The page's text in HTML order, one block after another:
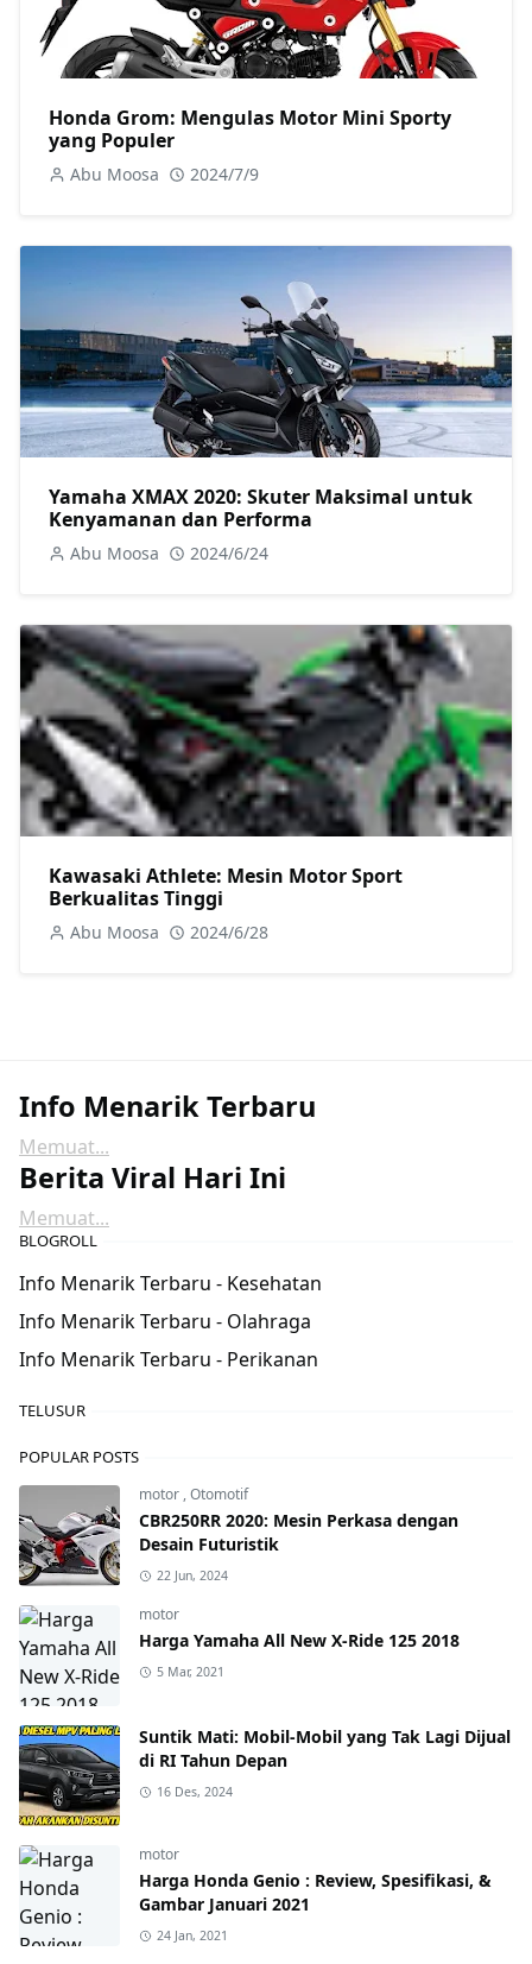
Honda Grom: Mengulas Motor Mini Sporty
yang Populer
Abu Moosa 2024/7/9
Yamaha XMAX 2020: Skuter Maksimal untuk
Kenyamanan dan Performa
Abu Moosa 2024/6/24
Kawasaki Athlete: Mesin Motor Sport
Berkualitas Tinggi
Abu Moosa 2024/6/28
Info Menarik Terbaru
Memuat...
Berita Viral Hari Ini
Memuat...
BLOGROLL
Info Menarik Terbaru - Kesehatan
Info Menarik Terbaru - Olahraga
Info Menarik Terbaru - Perikanan
TELUSUR
POPULAR POSTS
motor ,Otomotif
CBR250RR 2020: Mesin Perkasa dengan
Desain Futuristik
22 Jun, 2024
motor
Harga Yamaha All New X-Ride 125 2018
5 Mar, 2021
Suntik Mati: Mobil-Mobil yang Tak Lagi Dijual
di RI Tahun Depan
16 Des, 2024
motor
Harga Honda Genio : Review, Spesifikasi, &
Gambar Januari 2021
24 Jan, 2021